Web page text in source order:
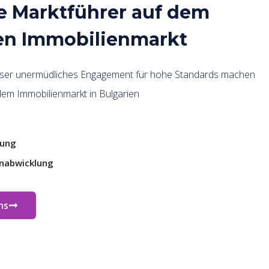
Marktführer auf dem
Immobilienmarkt
unermüdliches Engagement für hohe Standards machen
Immobilienmarkt in Bulgarien